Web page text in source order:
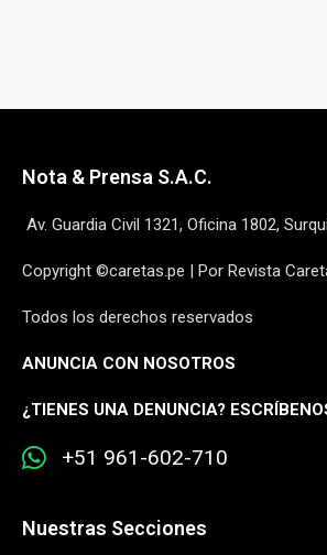
Nota & Prensa S.A.C.
Av. Guardia Civil 1321, Oficina 1802,
Copyright ©caretas.pe | Por Revista
Todos los derechos reservados
ANUNCIA CON NOSOTROS
¿TIENES UNA DENUNCIA?
+51 961-602-710
Nuestras Secciones